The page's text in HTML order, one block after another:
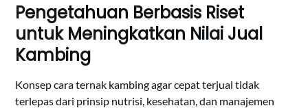
Pengetahuan Berbasis Riset
untuk Meningkatkan Nilai Jual
Kambing
Konsep cara ternak kambing agar cepat terjual tidak
terlepas dari prinsip nutrisi, kesehatan, dan manajemen